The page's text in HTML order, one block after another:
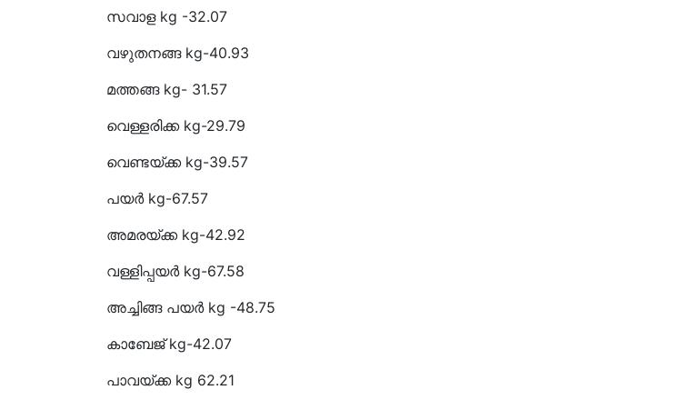
സവാള kg -32.07
വഴുതനങ്ങ kg-40.93
മത്തങ്ങ kg- 31.57
വെള്ളരിക്ക kg-29.79
വെണ്ടയ്ക്ക kg-39.57
പയർ kg-67.57
അമരയ്ക്ക kg-42.92
വള്ളിപ്പയർ kg-67.58
അച്ചിങ്ങ പയർ kg -48.75
കാബേജ് kg-42.07
പാവയ്ക്ക kg 62.21